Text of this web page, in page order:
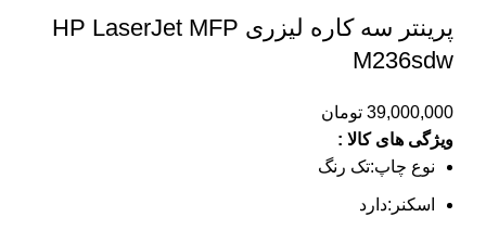
پرینتر سه کاره لیزری HP LaserJet MFP
M236sdw
39,000,000 تومان
ویژگی های کالا :
نوع چاپ:تک رنگ
اسکنر:دارد